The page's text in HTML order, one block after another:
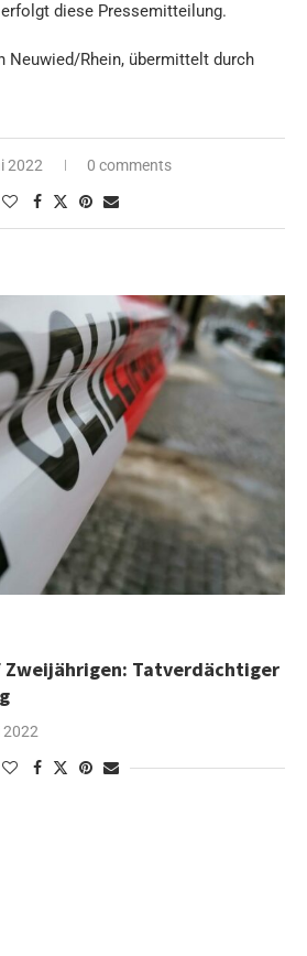
diese Pressemitteilung.
Neuwied/Rhein, übermittelt durch
2022 0 comments
Zweijährigen: Tatverdächtiger
2022